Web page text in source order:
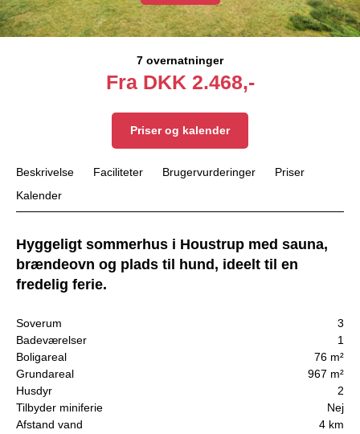
7 overnatninger
Fra DKK 2.468,-
Priser og kalender
Beskrivelse Faciliteter Brugervurderinger
Priser
Kalender
Hyggeligt sommerhus i Houstrup med sauna,
brændeovn og plads til hund, ideelt til en
fredelig ferie.
Soverum
3
Badeværelser
1
Boligareal
76 m²
Grundareal
967 m²
Husdyr
2
Tilbyder miniferie
Nej
Afstand vand
4 km